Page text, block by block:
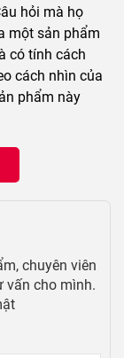
hỏi mà họ
một sản phẩm
có tính cách
cách nhìn của
phẩm này
chuyên viên
vấn cho mình.